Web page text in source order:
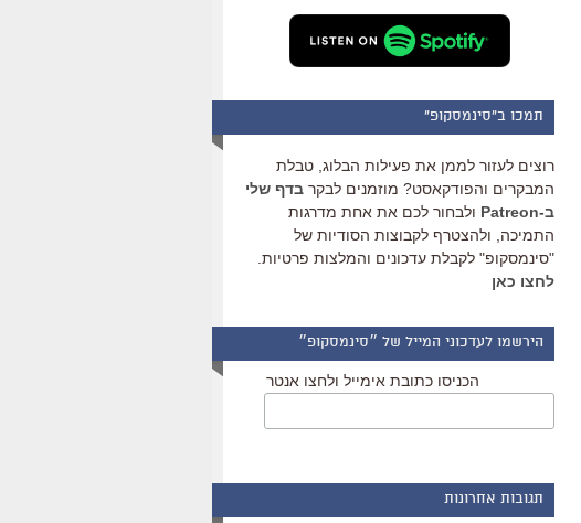
תמכו ב"סינמסקופ"
רוצים לעזור לממן את פעילות הבלוג, טבלת
המבקרים והפודקאסט? מוזמנים לבקר בדף שלי
ב-Patreon
ולבחור לכם את אחת מדרגות
התמיכה, ולהצטרף לקבוצות הסודיות של
"סינמסקופ" לקבלת עדכונים והמלצות פרטיות.
לחצו כאן
הירשמו לעדכוני המייל של ״סינמסקופ״
הכניסו כתובת אימייל ולחצו אנטר
תגובות אחרונות